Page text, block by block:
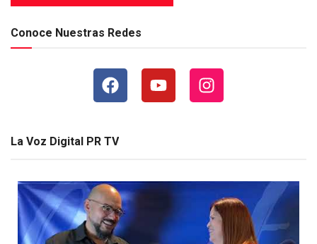
Conoce Nuestras Redes
La Voz Digital PR TV